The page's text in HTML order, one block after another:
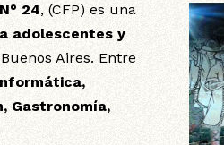
24, (CFP) es una
adolescentes y
Aires. Entre
Gastronomía,